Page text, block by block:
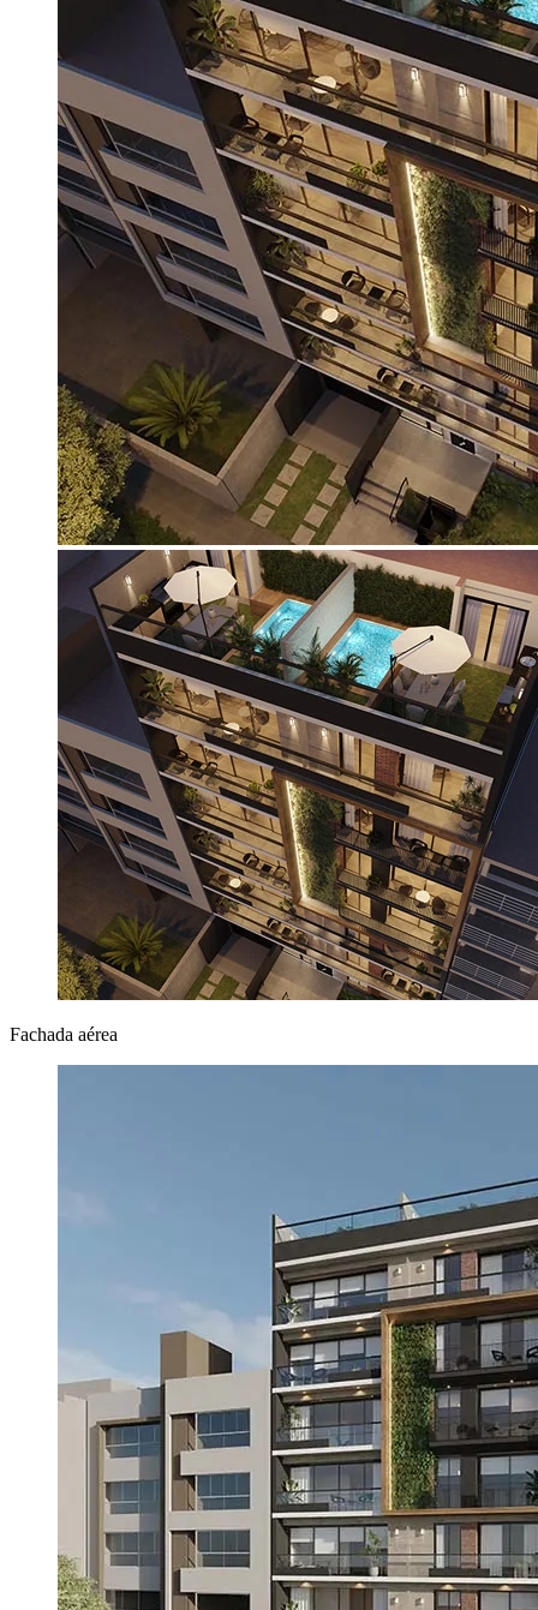
Fachada aérea